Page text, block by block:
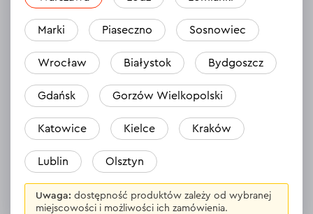
Odpowiedź 1 odpowiedź
Ernest
Produkt dobry - znakomity -POLECAM
Marki Piaseczno Sosnowiec
Wrocław Białystok Bydgoszcz
Gdańsk Gorzów Wielkopolski
Katowice Kielce Kraków
Lublin Olsztyn
Uwaga: dostępność produktów zależy od wybranej
miejscowości i możliwości ich zamówienia.